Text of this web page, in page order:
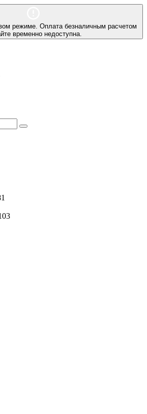
режиме. Оплата безналичным расчетом
временно недоступна.